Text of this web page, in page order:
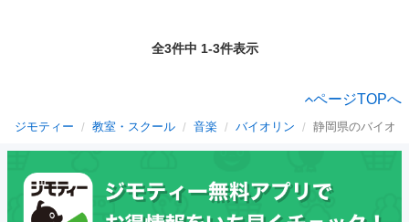
全3件中 1-3件表示
ページTOPへ
ジモティー 教室・スクール 音楽 バイオリン 静岡県のバイオ